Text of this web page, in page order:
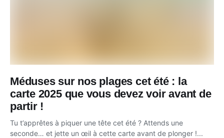
Méduses sur nos plages cet été : la
carte 2025 que vous devez voir avant de
partir !
Tu t’apprêtes à piquer une tête cet été ? Attends une
seconde… et jette un œil à cette carte avant de plonger !...